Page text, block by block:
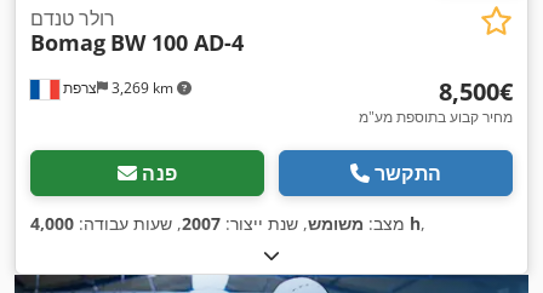
צרפת 3,269 km
רולר טנדם
Bomag BW 100 AD-4
‏8,500 ‏€
מחיר קבוע בתוספת מע"מ
פנה התקשר
מצב: משומש, שנת ייצור: 2007, שעות עבודה: 4,000 h,